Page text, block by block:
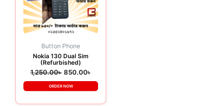
Button Phone
Nokia 130 Dual Sim
(Refurbished)
1,250.00৳ 850.00৳
ORDER NOW